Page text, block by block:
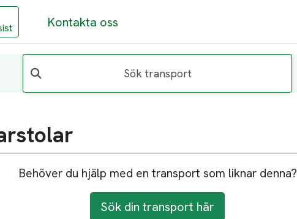
Kontakta oss
Sök transport
Behöver du hjälp med en transport som liknar denna?
Sök din transport här